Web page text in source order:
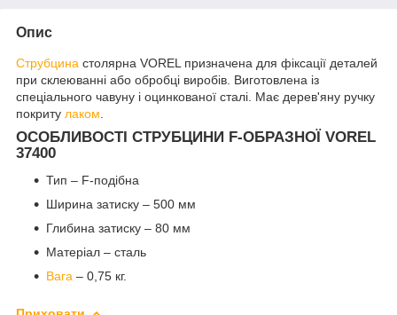
Опис
Струбцина столярна VOREL призначена для фіксації деталей
при склеюванні або обробці виробів. Виготовлена із
спеціального чавуну і оцинкованої сталі. Має дерев'яну ручку
покриту лаком
ОСОБЛИВОСТІ СТРУБЦИНИ F-ОБРАЗНОЇ VOREL
37400
Тип – F-подібна
Ширина затиску – 500 мм
Глибина затиску – 80 мм
Матеріал – сталь
Вага – 0,75 кг.